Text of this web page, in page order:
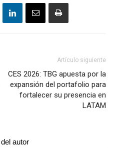
Artículo siguiente
CES 2026: TBG apuesta por la
expansión del portafolio para
fortalecer su presencia en
LATAM
autor